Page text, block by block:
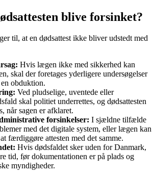
blive forsinket?
til, at en dødsattest ikke bliver udstedt med
Hvis lægen ikke med sikkerhed kan
skal der foretages yderligere undersøgelser
obduktion.
Ved pludselige, uventede eller
skal politiet underrettes, og dødsattesten
når sagen er afklaret.
forsinkelser: I sjældne tilfælde
med det digitale system, eller lægen kan
færdiggøre attesten med det samme.
Hvis dødsfaldet sker uden for Danmark,
tid, før dokumentationen er på plads og
myndigheder.